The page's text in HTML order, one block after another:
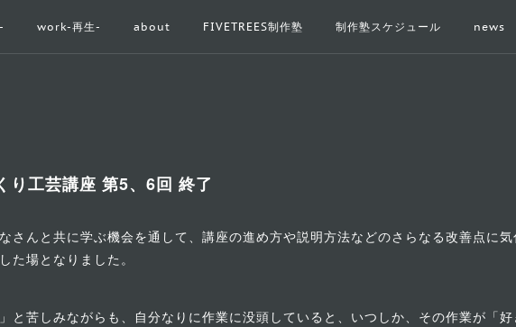
work-再生- about FIVETREES制作塾 制作塾スケジュール news
り工芸講座 第5、6回 終了
さんと共に学ぶ機会を通して、講座の進め方や説明方法などのさらなる改善点に
た場となりました。
と苦しみながらも、自分なりに作業に没頭していると、いつしか、その作業が「